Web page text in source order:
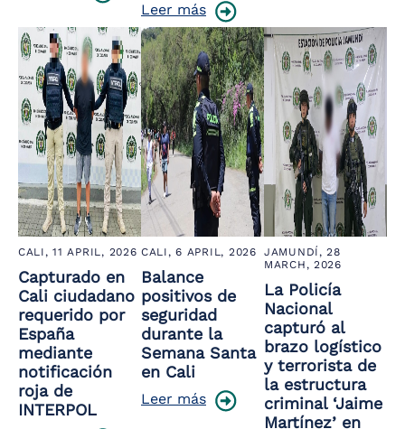
Leer más
CALI,11 APRIL, 2026
Capturado en
Cali ciudadano
requerido por
España
mediante
notificación
roja de
INTERPOL
CALI,6 APRIL, 2026
Balance
positivos de
seguridad
durante la
Semana Santa
en Cali
Leer más
JAMUNDÍ,28
MARCH, 2026
La Policía
Nacional
capturó al
brazo logístico
y terrorista de
la estructura
criminal ‘Jaime
Martínez’ en